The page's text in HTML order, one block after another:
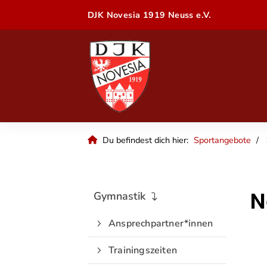
DJK Novesia 1919 Neuss e.V.
Du befindest dich hier: Sportangebote
Gymnastik
Ansprechpartner*innen
Trainingszeiten